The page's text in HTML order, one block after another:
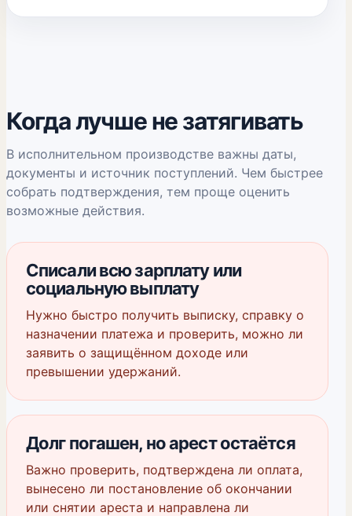
Когда лучше не затягивать
В исполнительном производстве важны даты,
документы и источник поступлений. Чем быстрее
собрать подтверждения, тем проще оценить
возможные действия.
Списали всю зарплату или
социальную выплату
Нужно быстро получить выписку, справку о
назначении платежа и проверить, можно ли
заявить о защищённом доходе или
превышении удержаний.
Долг погашен, но арест остаётся
Важно проверить, подтверждена ли оплата,
вынесено ли постановление об окончании
или снятии ареста и направлена ли